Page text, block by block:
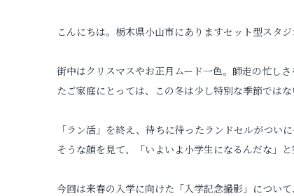
プロフィールフォト
こんにちは。栃木県小山市にありますセット型スタ
街中はクリスマスやお正月ムード一色。師走の忙し
たご家庭にとっては、この冬は少し特別な季節ではな
「ラン活」を終え、待ちに待ったランドセルがつい
そうな顔を見て、「いよいよ小学生になるんだな」
今回は来春の入学に向けた「入学記念撮影」につい